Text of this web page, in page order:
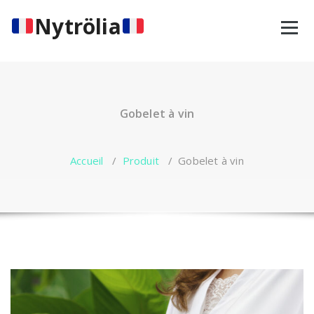
contenuNytrölia
Gobelet à vin
Accueil / Produit / Gobelet à vin